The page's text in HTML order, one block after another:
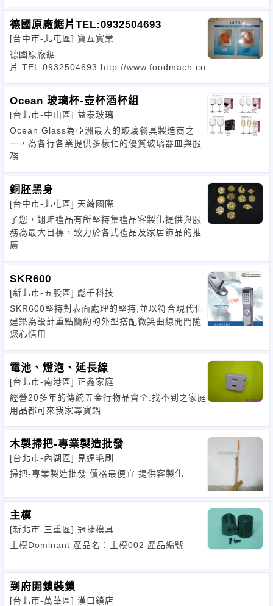
德國原廠鋸片TEL:0932504693
[台中市-北屯區] 寶亙實業
德國原廠鋸
片.TEL:0932504693.http://www.foodmach.com.tw
Ocean 玻璃杯-壺杯酒杯組
[台北市-中山區] 益泰玻璃
Ocean Glass為亞洲最大的玻璃餐具製造商之
一，為各行各業提供多樣化的優質玻璃器皿與服
務
銅胚黑身
[台中市-北屯區] 天綺國際
了您，翊珅禮品有所堅持集禮品客製化提供與服
務為最大目標，致力於各式禮品及家居飾品的推
廣
SKR600
[新北市-五股區] 彪千科技
SKR600堅持對表面處理的堅持,並以符合現代化
建築為設計重點簡約的外型搭配微笑曲線開門隨
您心情用
電池、燈泡、延長線
[台北市-南港區] 正鑫家庭
經營20多年的傳統五金行物品齊全.找不到之家庭
用品都可來我家尋寶鍋
木製掃把-專業製造批發
[台北市-內湖區] 見達毛刷
掃把-專業製造批發 價格最便宜 提供客製化
主模
[新北市-三重區] 冠捷模具
主模Dominant 產品名：主模002 產品編號
到府開鎖裝鎖
[台北市-萬華區] 漢口鎖店